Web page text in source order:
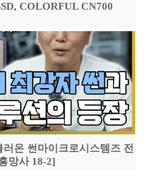
COLORFUL CN700
온 썬마이크로시스템즈 전
망사 18-2]